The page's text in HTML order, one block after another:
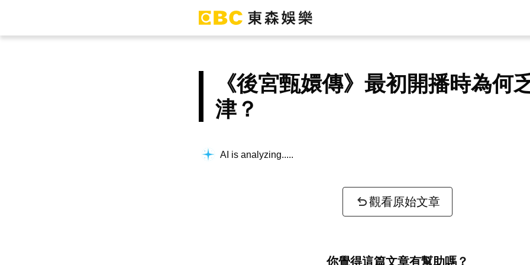
《後宮甄嬛傳》最初開播時為何
津？
AI is analyzing...
觀看原始文章
你覺得這篇文章有幫助嗎？